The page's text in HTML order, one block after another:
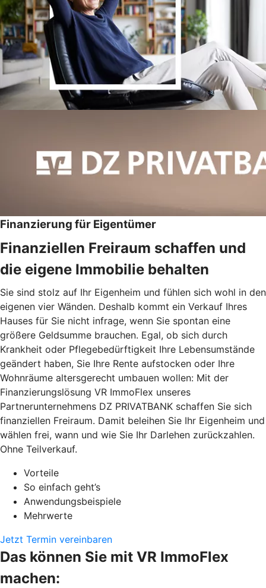
Finanzierung für Eigentümer
Finanziellen Freiraum schaffen und
die eigene Immobilie behalten
Sie sind stolz auf Ihr Eigenheim und fühlen sich wohl in den
eigenen vier Wänden. Deshalb kommt ein Verkauf Ihres
Hauses für Sie nicht infrage, wenn Sie spontan eine
größere Geldsumme brauchen. Egal, ob sich durch
Krankheit oder Pflegebedürftigkeit Ihre Lebensumstände
geändert haben, Sie Ihre Rente aufstocken oder Ihre
Wohnräume altersgerecht umbauen wollen: Mit der
Finanzierungslösung VR ImmoFlex unseres
Partnerunternehmens DZ PRIVATBANK schaffen Sie sich
finanziellen Freiraum. Damit beleihen Sie Ihr Eigenheim und
wählen frei, wann und wie Sie Ihr Darlehen zurückzahlen.
Ohne Teilverkauf.
Vorteile
So einfach geht’s
Anwendungsbeispiele
Mehrwerte
Jetzt Termin vereinbaren
Das können Sie mit VR ImmoFlex
machen: